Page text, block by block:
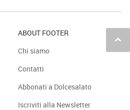
keyboard_arrow_up
ABOUT FOOTER
Chi siamo
Contatti
Abbonati a Dolcesalato
Iscriviti alla Newsletter